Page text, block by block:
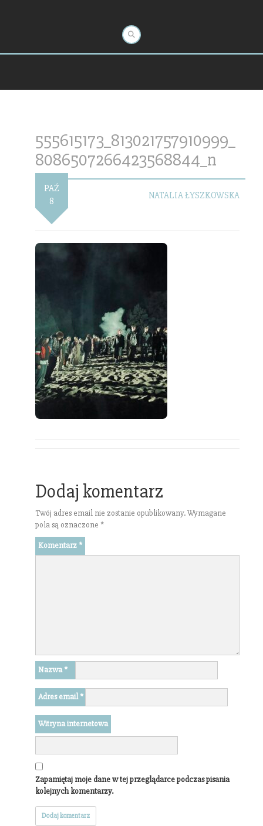
555615173_813021757910999_
8086507266423568844_n
PAŹ
8
NATALIA ŁYSZKOWSKA
Dodaj komentarz
Twój adres email nie zostanie opublikowany.Wymagane
pola są oznaczone *
Komentarz *
Nazwa*
Adres email*
Witryna internetowa
Zapamiętaj moje dane w tej przeglądarce podczas pisania
kolejnych komentarzy.